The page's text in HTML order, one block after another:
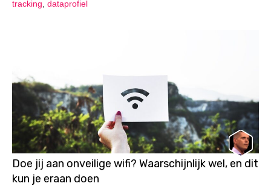
tracking, dataprofiel
Doe jij aan onveilige wifi? Waarschijnlijk wel, en dit
kun je eraan doen